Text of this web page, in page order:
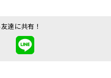
達に共有！